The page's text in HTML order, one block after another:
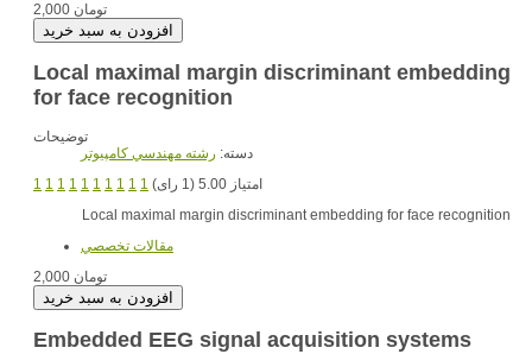
2,000 تومان
Local maximal margin discriminant embedding
for face recognition
توضیحات
دسته: رشته مهندسي کامپيوتر
1 1 1 1 1 1 1 1 1 1
امتیاز 5.00 (1 رای)
Local maximal margin discriminant embedding for face recognition
مقالات تخصصي
2,000 تومان
Embedded EEG signal acquisition systems